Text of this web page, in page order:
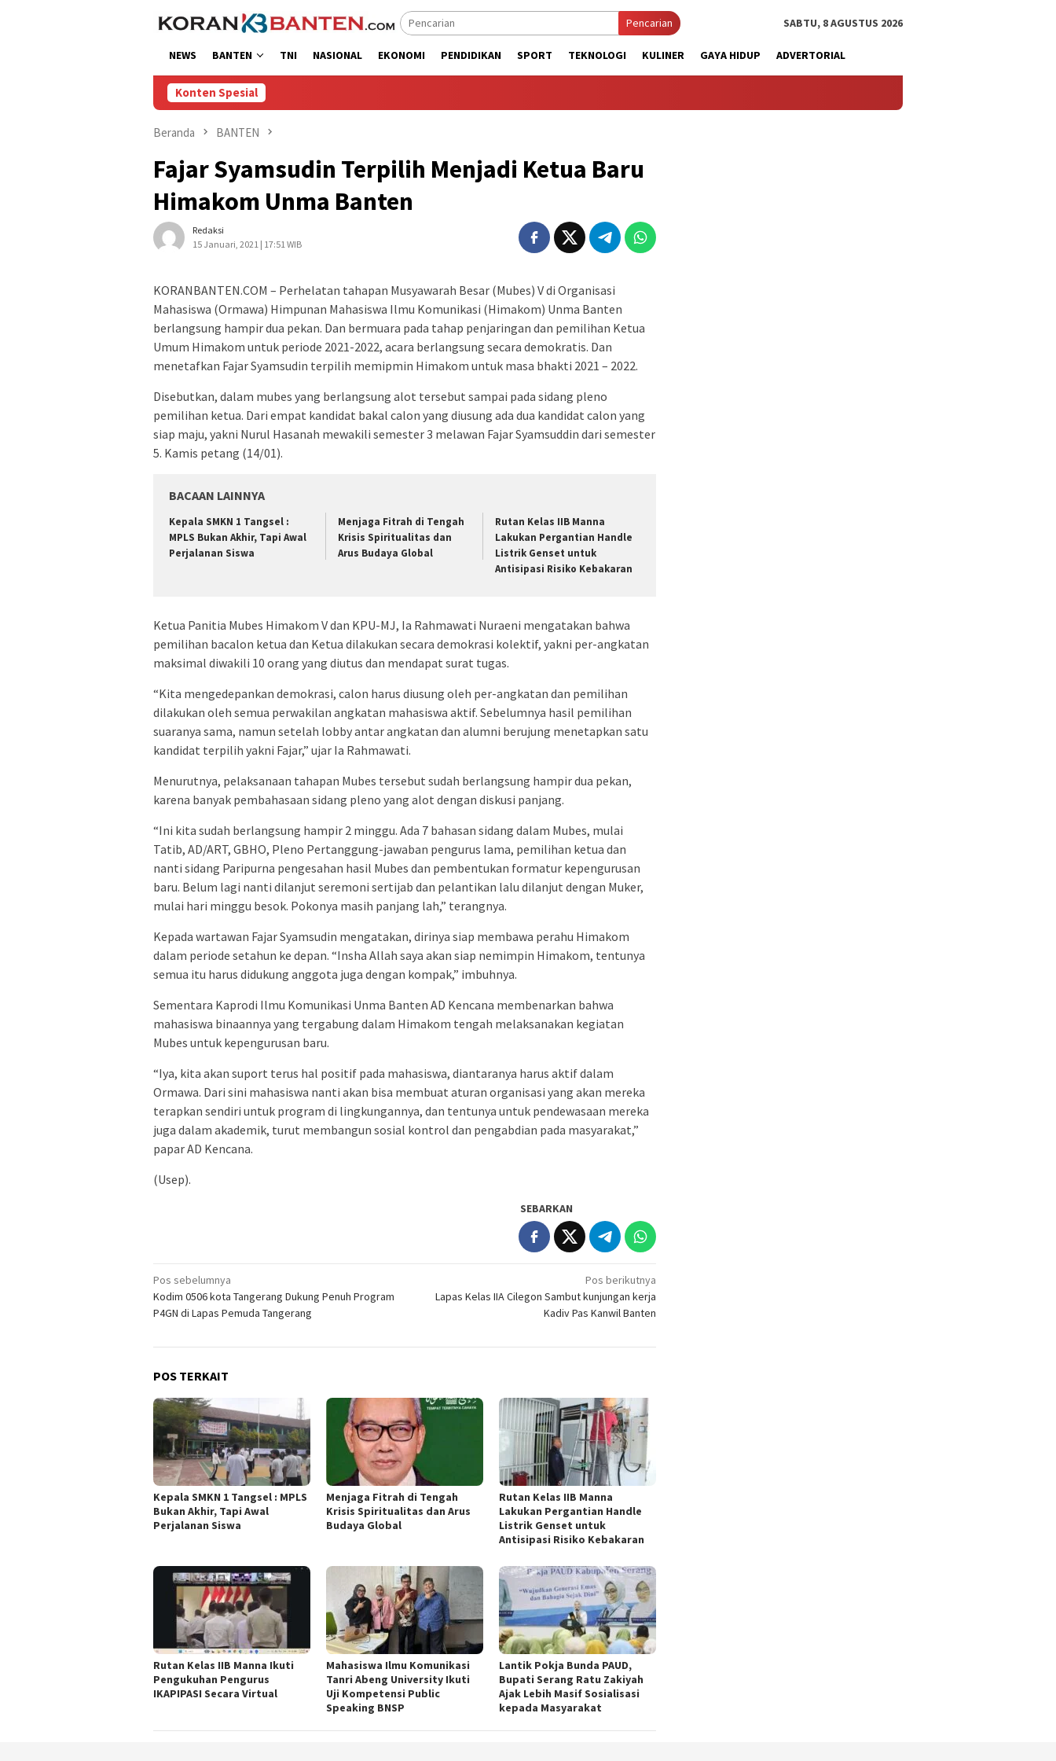
Pencarian SABTU, 8 AGUSTUS 2026
NEWS BANTEN TNI NASIONAL EKONOMI PENDIDIKAN SPORT TEKNOLOGI KULINER GAYA HIDUP ADVERTORIAL
Konten Spesial
Beranda BANTEN
Fajar Syamsudin Terpilih Menjadi Ketua Baru
Himakom Unma Banten
Redaksi
15 Januari, 2021 | 17:51 WIB
KORANBANTEN.COM – Perhelatan tahapan Musyawarah Besar (Mubes) V di Organisasi
Mahasiswa (Ormawa) Himpunan Mahasiswa Ilmu Komunikasi (Himakom) Unma Banten
berlangsung hampir dua pekan. Dan bermuara pada tahap penjaringan dan pemilihan Ketua
Umum Himakom untuk periode 2021-2022, acara berlangsung secara demokratis. Dan
menetafkan Fajar Syamsudin terpilih memipmin Himakom untuk masa bhakti 2021 – 2022.
Disebutkan, dalam mubes yang berlangsung alot tersebut sampai pada sidang pleno
pemilihan ketua. Dari empat kandidat bakal calon yang diusung ada dua kandidat calon yang
siap maju, yakni Nurul Hasanah mewakili semester 3 melawan Fajar Syamsuddin dari semester
5. Kamis petang (14/01).
BACAAN LAINNYA
Kepala SMKN 1 Tangsel :
MPLS Bukan Akhir, Tapi Awal
Perjalanan Siswa
Menjaga Fitrah di Tengah
Krisis Spiritualitas dan
Arus Budaya Global
Rutan Kelas IIB Manna
Lakukan Pergantian Handle
Listrik Genset untuk
Antisipasi Risiko Kebakaran
Ketua Panitia Mubes Himakom V dan KPU-MJ, Ia Rahmawati Nuraeni mengatakan bahwa
pemilihan bacalon ketua dan Ketua dilakukan secara demokrasi kolektif, yakni per-angkatan
maksimal diwakili 10 orang yang diutus dan mendapat surat tugas.
“Kita mengedepankan demokrasi, calon harus diusung oleh per-angkatan dan pemilihan
dilakukan oleh semua perwakilan angkatan mahasiswa aktif. Sebelumnya hasil pemilihan
suaranya sama, namun setelah lobby antar angkatan dan alumni berujung menetapkan satu
kandidat terpilih yakni Fajar,” ujar Ia Rahmawati.
Menurutnya, pelaksanaan tahapan Mubes tersebut sudah berlangsung hampir dua pekan,
karena banyak pembahasaan sidang pleno yang alot dengan diskusi panjang.
“Ini kita sudah berlangsung hampir 2 minggu. Ada 7 bahasan sidang dalam Mubes, mulai
Tatib, AD/ART, GBHO, Pleno Pertanggung-jawaban pengurus lama, pemilihan ketua dan
nanti sidang Paripurna pengesahan hasil Mubes dan pembentukan formatur kepengurusan
baru. Belum lagi nanti dilanjut seremoni sertijab dan pelantikan lalu dilanjut dengan Muker,
mulai hari minggu besok. Pokonya masih panjang lah,” terangnya.
Kepada wartawan Fajar Syamsudin mengatakan, dirinya siap membawa perahu Himakom
dalam periode setahun ke depan. “Insha Allah saya akan siap nemimpin Himakom, tentunya
semua itu harus didukung anggota juga dengan kompak,” imbuhnya.
Sementara Kaprodi Ilmu Komunikasi Unma Banten AD Kencana membenarkan bahwa
mahasiswa binaannya yang tergabung dalam Himakom tengah melaksanakan kegiatan
Mubes untuk kepengurusan baru.
“Iya, kita akan suport terus hal positif pada mahasiswa, diantaranya harus aktif dalam
Ormawa. Dari sini mahasiswa nanti akan bisa membuat aturan organisasi yang akan mereka
terapkan sendiri untuk program di lingkungannya, dan tentunya untuk pendewasaan mereka
juga dalam akademik, turut membangun sosial kontrol dan pengabdian pada masyarakat,”
papar AD Kencana.
(Usep).
SEBARKAN
Navigasi
pos
Pos sebelumnya
Kodim 0506 kota Tangerang Dukung Penuh Program
P4GN di Lapas Pemuda Tangerang
Pos berikutnya
Lapas Kelas IIA Cilegon Sambut kunjungan kerja
Kadiv Pas Kanwil Banten
POS TERKAIT
Kepala SMKN 1 Tangsel : MPLS
Bukan Akhir, Tapi Awal
Perjalanan Siswa
Menjaga Fitrah di Tengah
Krisis Spiritualitas dan Arus
Budaya Global
Rutan Kelas IIB Manna
Lakukan Pergantian Handle
Listrik Genset untuk
Antisipasi Risiko Kebakaran
Rutan Kelas IIB Manna Ikuti
Pengukuhan Pengurus
IKAPIPASI Secara Virtual
Mahasiswa Ilmu Komunikasi
Tanri Abeng University Ikuti
Uji Kompetensi Public
Speaking BNSP
Lantik Pokja Bunda PAUD,
Bupati Serang Ratu Zakiyah
Ajak Lebih Masif Sosialisasi
kepada Masyarakat